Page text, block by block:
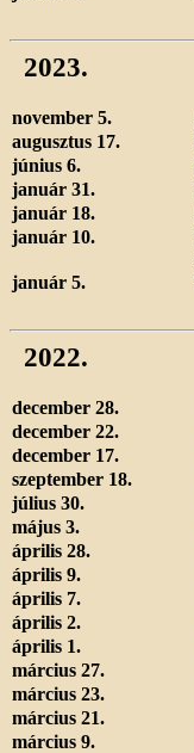
2023.
november 5.
augusztus 17.
június 6.
január 31.
január 18.
január 10.
január 5.
2022.
december 28.
december 22.
december 17.
szeptember 18.
július 30.
május 3.
április 28.
április 9.
április 7.
április 2.
április 1.
március 27.
március 23.
március 21.
március 9.